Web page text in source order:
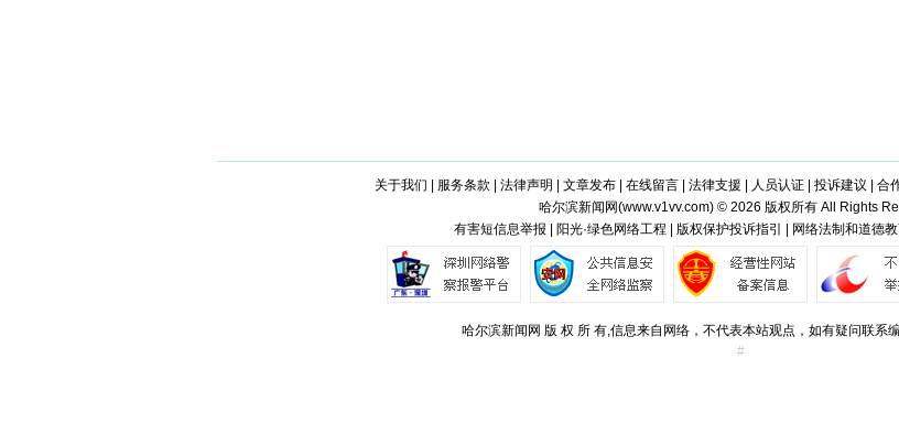
关于我们 服务条款 法律声明 文章发布| 在线留言| 法律支援 人员认证| 投诉建议 合
哈尔滨新闻网(www.v1vv.com) © 2026 版权所有 All Rights
有害短信息举报 | 阳光·绿色网络工程 | 版权保护投诉指引 | 网络法制和道德
哈尔滨新闻网 版 权 所 有,信息来自网络，不代表本站观点，如有疑问联系
#